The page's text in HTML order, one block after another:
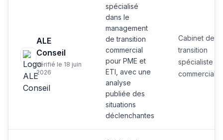
ALE
Conseil
Vérifié le 18 juin
2026
spécialisé
dans le
management
de transition
commercial
pour PME et
ETI, avec une
analyse
publiée des
situations
déclenchantes
Cabinet de
transition
spécialiste
commercial